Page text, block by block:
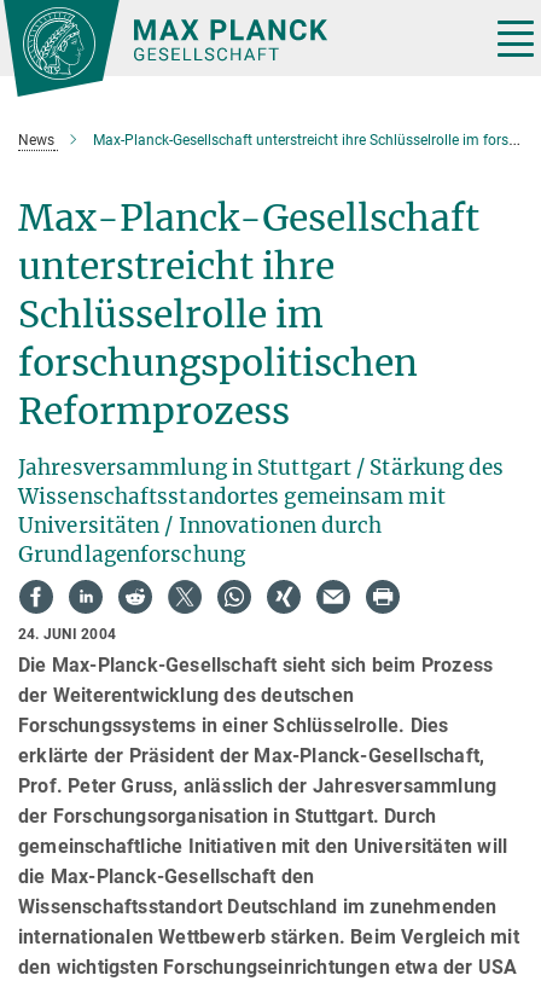
Hauptinhalt
News Max-Planck-Gesellschaft unterstreicht ihre Schlüsselrolle im forschungspolitischen Reformprozess
Max-Planck-Gesellschaft
unterstreicht ihre
Schlüsselrolle im
forschungspolitischen
Reformprozess
Jahresversammlung in Stuttgart / Stärkung des
Wissenschaftsstandortes gemeinsam mit
Universitäten / Innovationen durch
Grundlagenforschung
24. JUNI 2004
Die Max-Planck-Gesellschaft sieht sich beim Prozess
der Weiterentwicklung des deutschen
Forschungssystems in einer Schlüsselrolle. Dies
erklärte der Präsident der Max-Planck-Gesellschaft,
Prof. Peter Gruss, anlässlich der Jahresversammlung
der Forschungsorganisation in Stuttgart. Durch
gemeinschaftliche Initiativen mit den Universitäten will
die Max-Planck-Gesellschaft den
Wissenschaftsstandort Deutschland im zunehmenden
internationalen Wettbewerb stärken. Beim Vergleich mit
den wichtigsten Forschungseinrichtungen etwa der USA